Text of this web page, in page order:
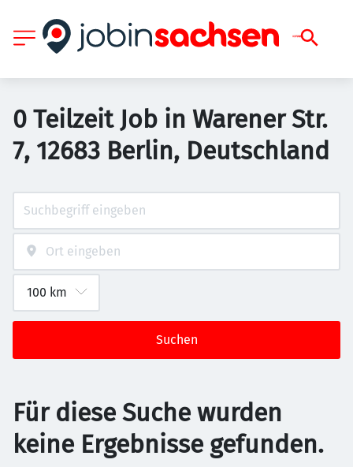
0 Teilzeit Job in Warener Str.
7, 12683 Berlin, Deutschland
Suchen
Für diese Suche wurden
keine Ergebnisse gefunden.